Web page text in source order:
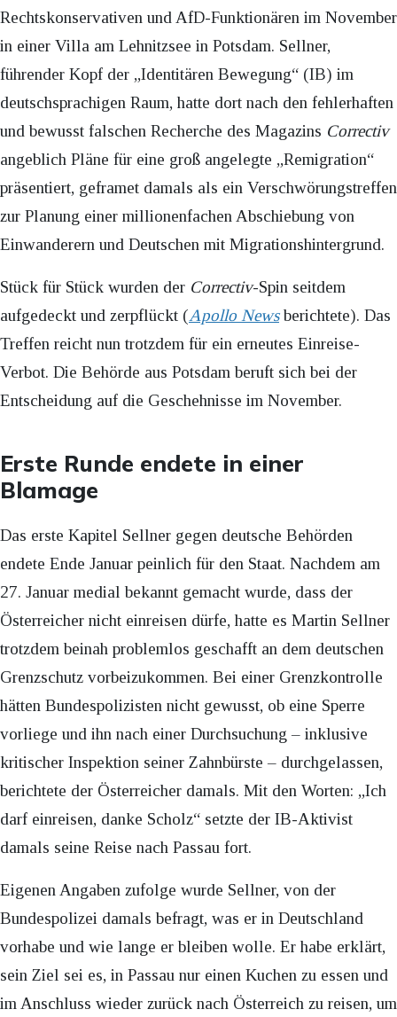
Rechtskonservativen und AfD-Funktionären im November
in einer Villa am Lehnitzsee in Potsdam. Sellner,
führender Kopf der „Identitären Bewegung“ (IB) im
deutschsprachigen Raum, hatte dort nach den fehlerhaften
und bewusst falschen Recherche des Magazins Correctiv
angeblich Pläne für eine groß angelegte „Remigration“
präsentiert, geframet damals als ein Verschwörungstreffen
zur Planung einer millionenfachen Abschiebung von
Einwanderern und Deutschen mit Migrationshintergrund.
Stück für Stück wurden der Correctiv-Spin seitdem
aufgedeckt und zerpflückt (Apollo Newsberichtete). Das
Treffen reicht nun trotzdem für ein erneutes Einreise-
Verbot. Die Behörde aus Potsdam beruft sich bei der
Entscheidung auf die Geschehnisse im November.
Erste Runde endete in einer
Blamage
Das erste Kapitel Sellner gegen deutsche Behörden
endete Ende Januar peinlich für den Staat. Nachdem am
27. Januar medial bekannt gemacht wurde, dass der
Österreicher nicht einreisen dürfe, hatte es Martin Sellner
trotzdem beinah problemlos geschafft an dem deutschen
Grenzschutz vorbeizukommen. Bei einer Grenzkontrolle
hätten Bundespolizisten nicht gewusst, ob eine Sperre
vorliege und ihn nach einer Durchsuchung – inklusive
kritischer Inspektion seiner Zahnbürste – durchgelassen,
berichtete der Österreicher damals. Mit den Worten: „Ich
darf einreisen, danke Scholz“ setzte der IB-Aktivist
damals seine Reise nach Passau fort.
Eigenen Angaben zufolge wurde Sellner, von der
Bundespolizei damals befragt, was er in Deutschland
vorhabe und wie lange er bleiben wolle. Er habe erklärt,
sein Ziel sei es, in Passau nur einen Kuchen zu essen und
im Anschluss wieder zurück nach Österreich zu reisen, um